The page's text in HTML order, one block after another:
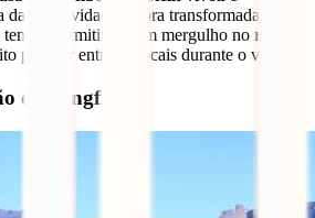
da Relatividade, agora transformada num
tempo permitir, dá um mergulho no rio
popular entre os locais durante o verão.
de Jungfrau